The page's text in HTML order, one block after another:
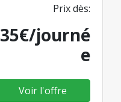
Prix dès:
35€/journé
e
Voir l'offre